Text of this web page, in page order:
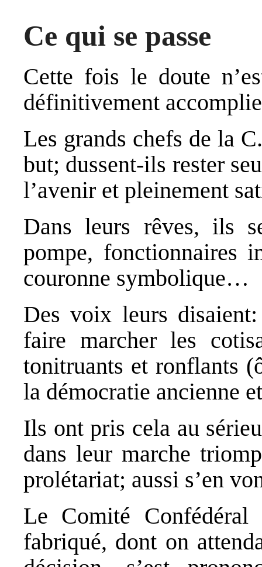
Ce qui se passe
Cette fois le doute
définitivement
Les grands chefs de la
but; dussent-ils rester
l’avenir et pleinement
Dans leurs rêves, ils
pompe, fonctionnaires
couronne symbolique…
Des voix leurs
faire marcher les
tonitruants et ronflants
la démocratie ancienne
Ils ont pris cela au
dans leur marche
prolétariat; aussi s’en
Le Comité
fabriqué, dont on